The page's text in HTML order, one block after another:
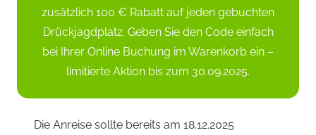
zusätzlich 100 € Rabatt auf jeden gebuchten
Drückjagdplatz. Geben Sie den Code einfach
bei Ihrer Online Buchung im Warenkorb ein –
limitierte Aktion bis zum 30.09.2025.
Die Anreise sollte bereits am 18.12.2025